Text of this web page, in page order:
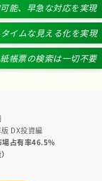
能、早急な対応を実現
イムな見える化を実現
帳票の検索は一切不要
DX投資編
占有率46.5％